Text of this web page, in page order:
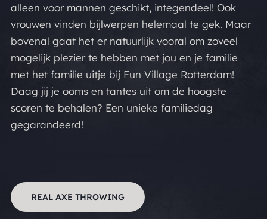
alleen voor mannen geschikt, integendeel! Ook
vrouwen vinden bijlwerpen helemaal te gek. Maar
bovenal gaat het er natuurlijk vooral om zoveel
mogelijk plezier te hebben met jou en je familie
met het familie uitje bij Fun Village Rotterdam!
Daag jij je ooms en tantes uit om de hoogste
scoren te behalen? Een unieke familiedag
gegarandeerd!
REAL AXE THROWING